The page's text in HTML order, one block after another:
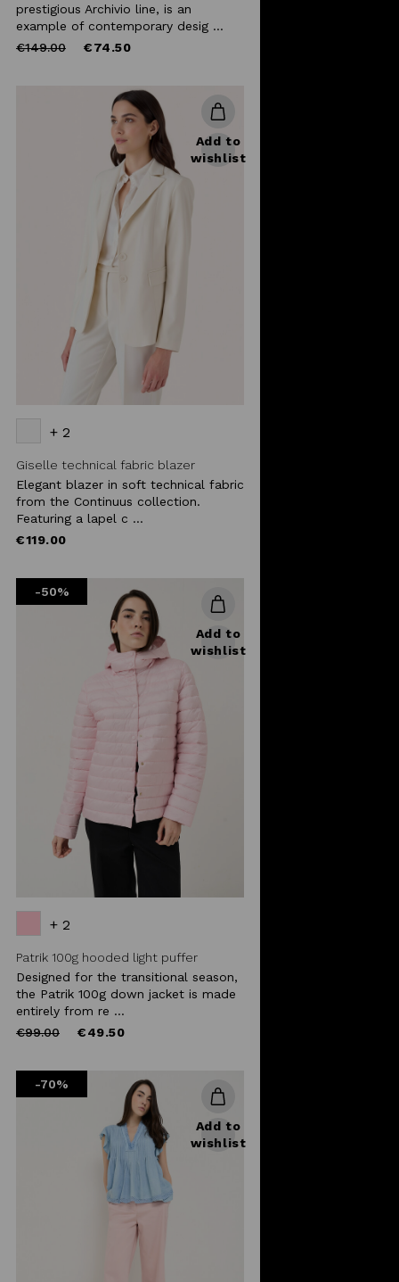
prestigious Archivio line, is an
example of contemporary desig ...
Price
€149.00to €74.50
Add to
wishlist
+ 2
Giselle technical fabric blazer
Elegant blazer in soft technical fabric
from the Continuus collection.
Featuring a lapel c ...
€119.00
-50%
Add to
wishlist
+ 2
Patrik 100g hooded light puffer
Designed for the transitional season,
the Patrik 100g down jacket is made
entirely from re ...
Price
€99.00to €49.50
-70%
Add to
wishlist